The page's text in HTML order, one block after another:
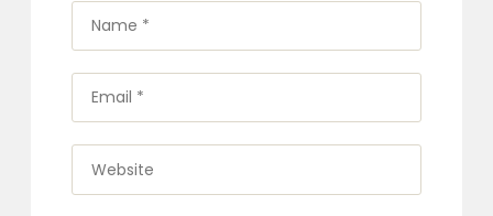
Name
*
Email
*
Website